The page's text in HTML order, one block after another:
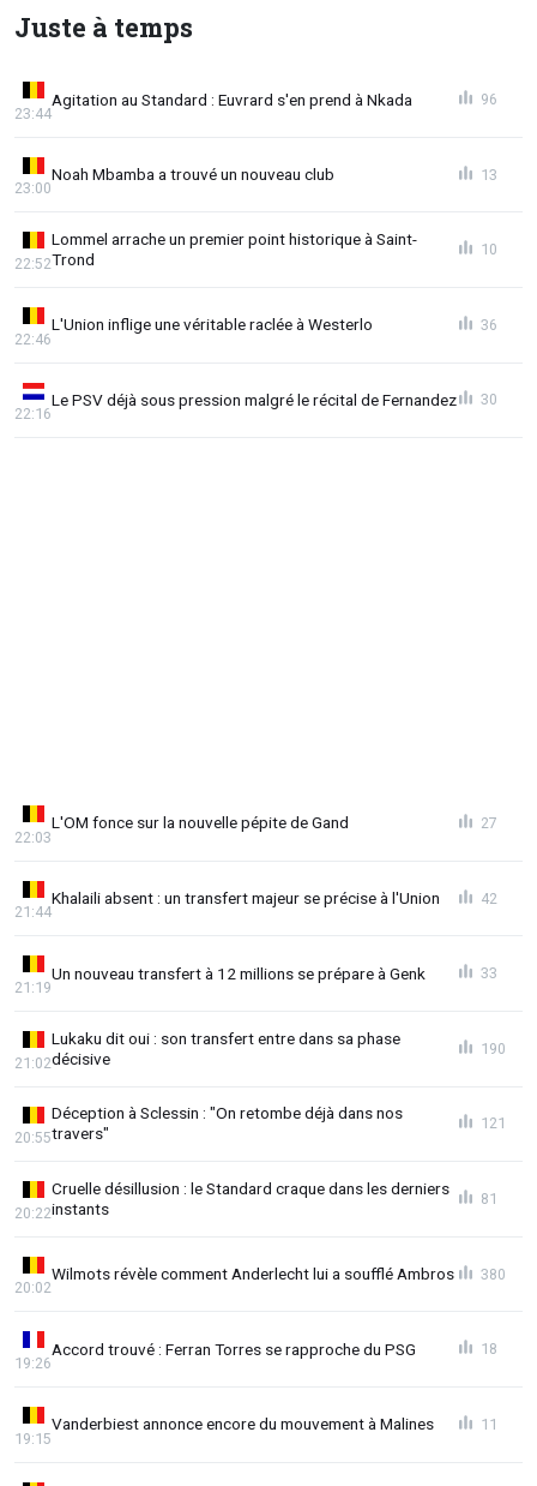
Juste à temps
Agitation au Standard : Euvrard s'en prend à Nkada
23:44
96
Noah Mbamba a trouvé un nouveau club
23:00
13
Lommel arrache un premier point historique à Saint-
Trond
22:52
10
L'Union inflige une véritable raclée à Westerlo
22:46
36
Le PSV déjà sous pression malgré le récital de Fernandez
22:16
30
L'OM fonce sur la nouvelle pépite de Gand
22:03
27
Khalaili absent : un transfert majeur se précise à l'Union
21:44
42
Un nouveau transfert à 12 millions se prépare à Genk
21:19
33
Lukaku dit oui : son transfert entre dans sa phase
décisive
21:02
190
Déception à Sclessin : "On retombe déjà dans nos
travers"
20:55
121
Cruelle désillusion : le Standard craque dans les derniers
instants
20:22
81
Wilmots révèle comment Anderlecht lui a soufflé Ambros
20:02
380
Accord trouvé : Ferran Torres se rapproche du PSG
19:26
18
Vanderbiest annonce encore du mouvement à Malines
19:15
11